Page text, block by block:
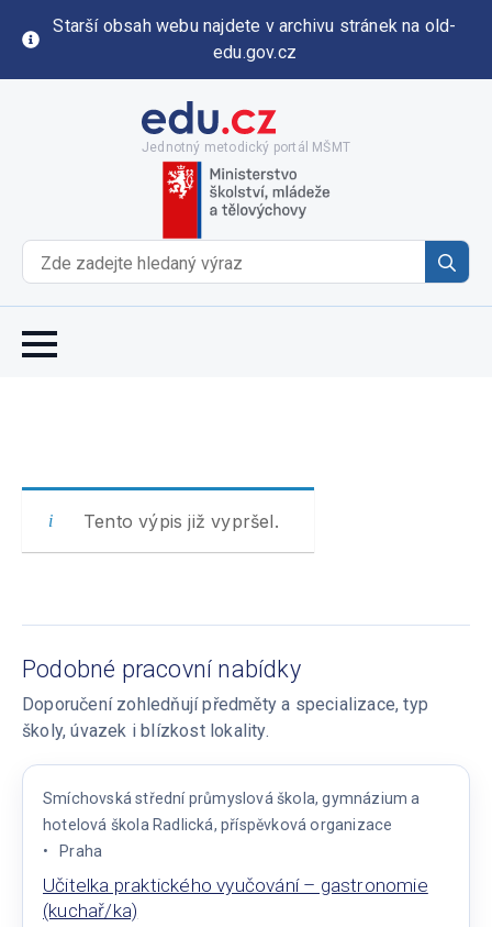
Starší obsah webu najdete v archivu stránek na old-
edu.gov.cz
Jednotný metodický portál MŠMT
for:
Tento výpis již vypršel.
Podobné pracovní nabídky
Doporučení zohledňují předměty a specializace, typ
školy, úvazek i blízkost lokality.
Smíchovská střední průmyslová škola, gymnázium a
hotelová škola Radlická, příspěvková organizace
Praha
Učitelka praktického vyučování – gastronomie
(kuchař/ka)